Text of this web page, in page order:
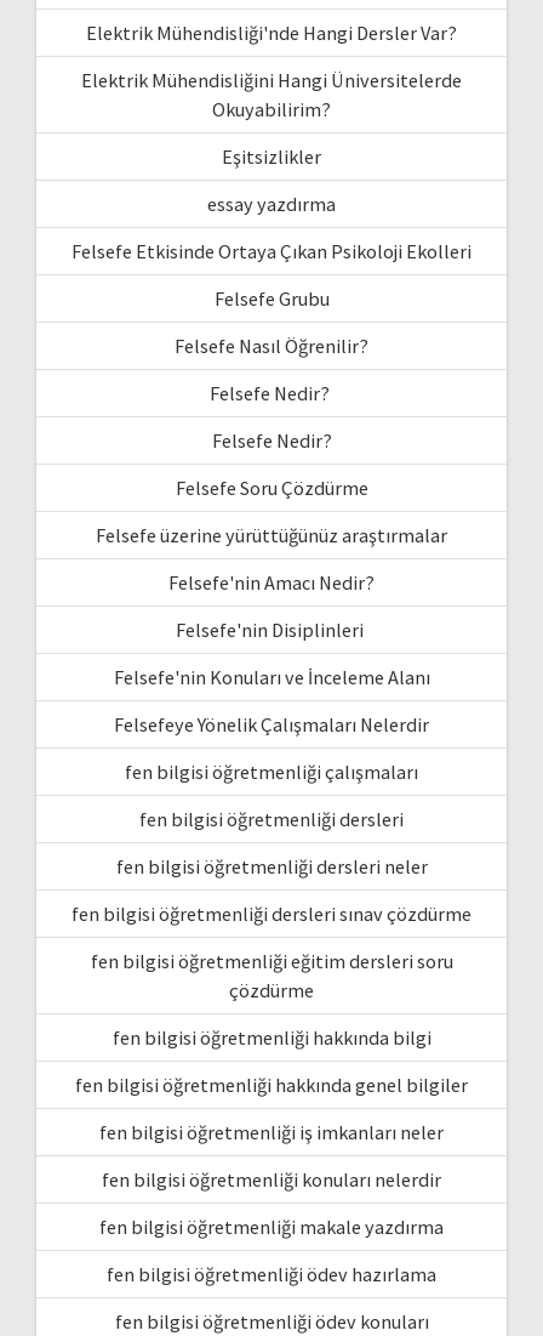
Elektrik Mühendisliği'nde Hangi Dersler Var?
Elektrik Mühendisliğini Hangi Üniversitelerde
Okuyabilirim?
Eşitsizlikler
essay yazdırma
Felsefe Etkisinde Ortaya Çıkan Psikoloji Ekolleri
Felsefe Grubu
Felsefe Nasıl Öğrenilir?
Felsefe Nedir?
Felsefe Nedir?
Felsefe Soru Çözdürme
Felsefe üzerine yürüttüğünüz araştırmalar
Felsefe'nin Amacı Nedir?
Felsefe'nin Disiplinleri
Felsefe'nin Konuları ve İnceleme Alanı
Felsefeye Yönelik Çalışmaları Nelerdir
fen bilgisi öğretmenliği çalışmaları
fen bilgisi öğretmenliği dersleri
fen bilgisi öğretmenliği dersleri neler
fen bilgisi öğretmenliği dersleri sınav çözdürme
fen bilgisi öğretmenliği eğitim dersleri soru
çözdürme
fen bilgisi öğretmenliği hakkında bilgi
fen bilgisi öğretmenliği hakkında genel bilgiler
fen bilgisi öğretmenliği iş imkanları neler
fen bilgisi öğretmenliği konuları nelerdir
fen bilgisi öğretmenliği makale yazdırma
fen bilgisi öğretmenliği ödev hazırlama
fen bilgisi öğretmenliği ödev konuları